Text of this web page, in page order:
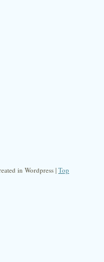
in Wordpress | Top